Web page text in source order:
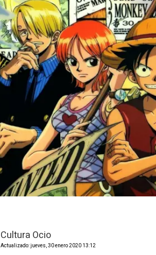
Cultura Ocio
Actualizado: jueves, 30 enero 2020 13:12